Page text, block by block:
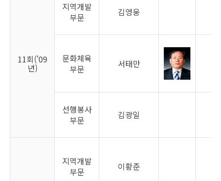
11회('09
년)
지역개발
부문
김영웅
문화체육
부문
서태만
선행봉사
부문
김광일
지역개발
부문
이황준